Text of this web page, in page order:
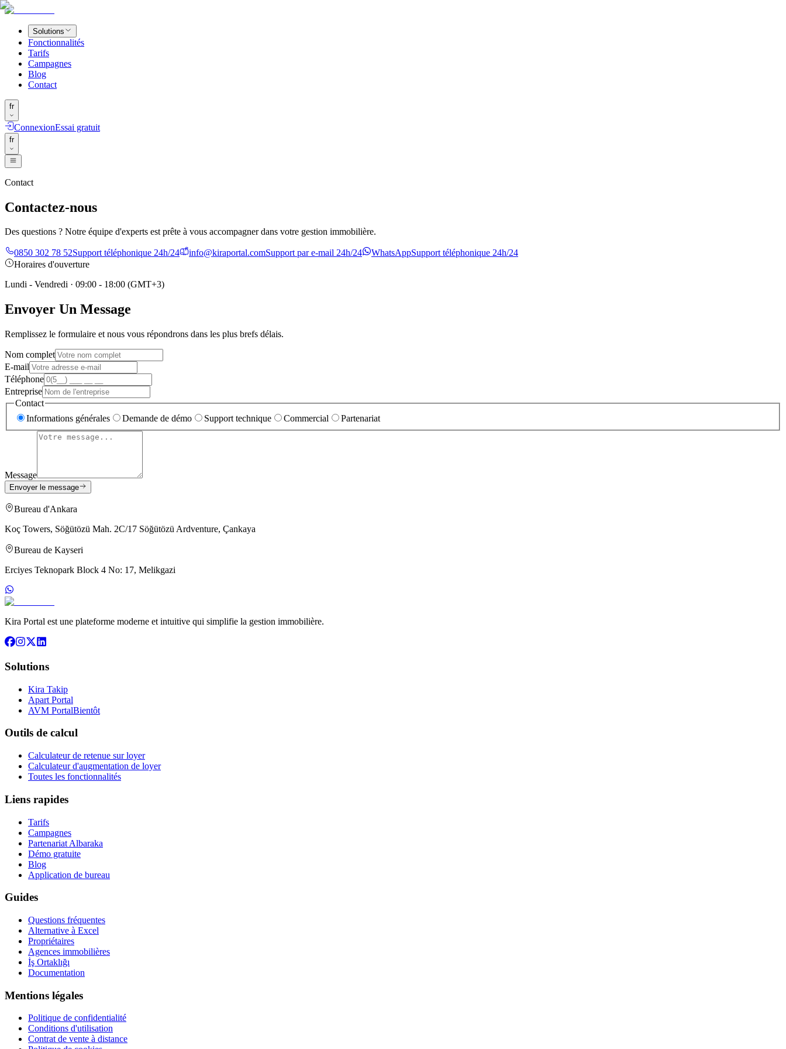
Solutions
Fonctionnalités
Tarifs
Campagnes
Blog
Contact
fr
ConnexionEssai gratuit
fr
Contact
Contactez-nous
Des questions ? Notre équipe d'experts est prête à vous accompagner dans votre gestion immobilière.
0850 302 78 52Support téléphonique 24h/24 info@kiraportal.comSupport par e-mail 24h/24 WhatsAppSupport téléphonique 24h/24
Horaires d'ouverture
Lundi - Vendredi · 09:00 - 18:00 (GMT+3)
Envoyer Un Message
Remplissez le formulaire et nous vous répondrons dans les plus brefs délais.
Nom complet
E-mail
Téléphone
Entreprise
Contact
Informations générales
Demande de démo Support technique Commercial Partenariat
Message
Envoyer le message
Bureau d'Ankara
Koç Towers, Söğütözü Mah. 2C/17 Söğütözü Ardventure, Çankaya
Bureau de Kayseri
Erciyes Teknopark Block 4 No: 17, Melikgazi
Kira Portal est une plateforme moderne et intuitive qui simplifie la gestion immobilière.
Solutions
Kira Takip
Apart Portal
AVM PortalBientôt
Outils de calcul
Calculateur de retenue sur loyer
Calculateur d'augmentation de loyer
Toutes les fonctionnalités
Liens rapides
Tarifs
Campagnes
Partenariat Albaraka
Démo gratuite
Blog
Application de bureau
Guides
Questions fréquentes
Alternative à Excel
Propriétaires
Agences immobilières
İş Ortaklığı
Documentation
Mentions légales
Politique de confidentialité
Conditions d'utilisation
Contrat de vente à distance